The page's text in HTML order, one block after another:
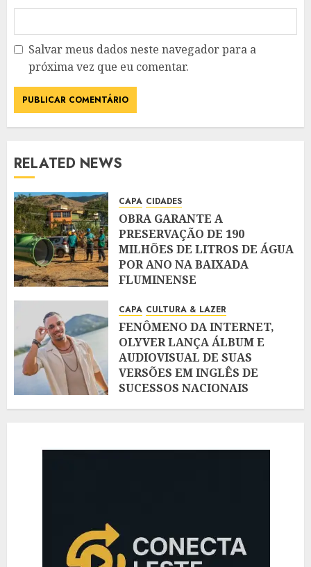
Salvar meus dados neste navegador para a
próxima vez que eu comentar.
RELATED NEWS
CAPA CIDADES
OBRA GARANTE A
PRESERVAÇÃO DE 190
MILHÕES DE LITROS DE ÁGUA
POR ANO NA BAIXADA
FLUMINENSE
CAPA CULTURA & LAZER
FENÔMENO DA INTERNET,
OLYVER LANÇA ÁLBUM E
AUDIOVISUAL DE SUAS
VERSÕES EM INGLÊS DE
SUCESSOS NACIONAIS